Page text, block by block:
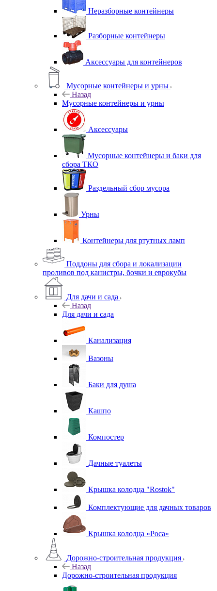
Неразборные контейнеры
Разборные контейнеры
Аксессуары для контейнеров
Мусорные контейнеры и урны
Назад
Мусорные контейнеры и урны
Аксессуары
Мусорные контейнеры и баки для
сбора ТКО
Раздельный сбор мусора
Урны
Контейнеры для ртутных ламп
Поддоны для сбора и локализации
проливов под канистры, бочки и еврокубы
Для дачи и сада
Назад
Для дачи и сада
Канализация
Вазоны
Баки для душа
Кашпо
Компостер
Дачные туалеты
Крышка колодца "Rostok"
Комплектующие для дачных товаров
Крышка колодца «Роса»
Дорожно-строительная продукция
Назад
Дорожно-строительная продукция